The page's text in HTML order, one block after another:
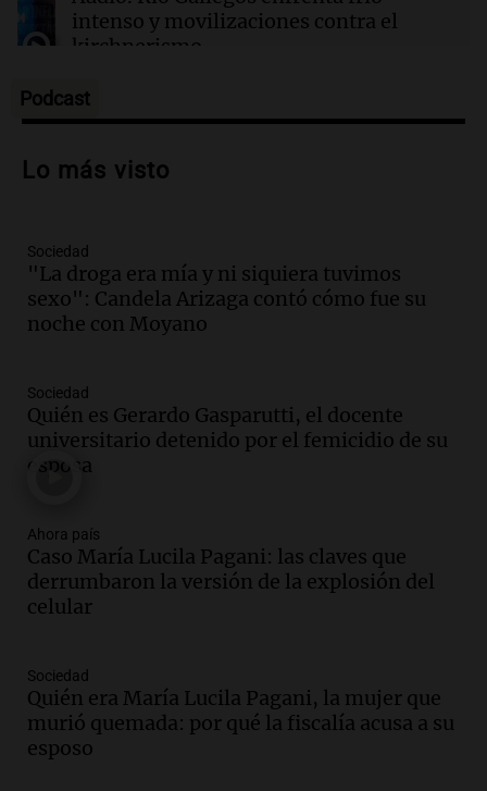
intenso y movilizaciones contra el
kirchnerismo
Episodios
Audio.Debate en el Senado sobre
la soberanía digital en Argentina
Audio.
de semana helado y ciudadanos
marchan contra reforma de tierras
Panorama Federal
Audio.
El "Mono" de Kapanga
adelantó su show en Rosario.
Viva la Radio Rosario
Episodios
en suspenso a hombre por simular robo
de recaudación en San Luis
Panorama Federal
Episodios
ayuda por problemas de fertilidad y la
ostentación de millonarios
Amamos Argentina
Episodios
Podcast
Lo más visto
Sociedad
"La droga era mía y ni siquiera tuvimos
sexo": Candela Arizaga contó cómo fue su
noche con Moyano
Sociedad
Quién es Gerardo Gasparutti, el docente
universitario detenido por el femicidio de su
esposa
Ahora país
Caso María Lucila Pagani: las claves que
derrumbaron la versión de la explosión del
celular
Sociedad
Quién era María Lucila Pagani, la mujer que
murió quemada: por qué la fiscalía acusa a su
esposo